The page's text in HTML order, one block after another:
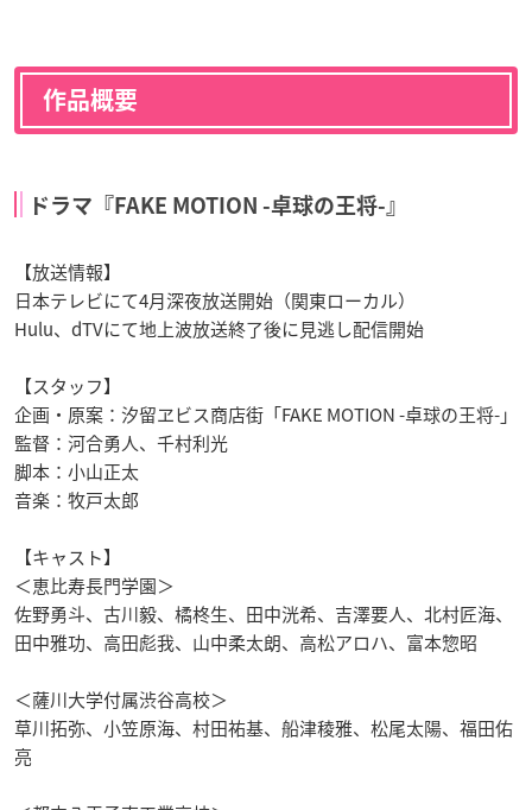
作品概要
ドラマ『FAKE MOTION -卓球の王将-』
【放送情報】
日本テレビにて4月深夜放送開始（関東ローカル）
Hulu、dTVにて地上波放送終了後に見逃し配信開始
【スタッフ】
企画・原案：汐留ヱビス商店街「FAKE MOTION -卓球の王将-」
監督：河合勇人、千村利光
脚本：小山正太
音楽：牧戸太郎
【キャスト】
＜恵比寿長門学園＞
佐野勇斗、古川毅、橘柊生、田中洸希、吉澤要人、北村匠海、
田中雅功、高田彪我、山中柔太朗、高松アロハ、富本惣昭
＜薩川大学付属渋谷高校＞
草川拓弥、小笠原海、村田祐基、船津稜雅、松尾太陽、福田佑
亮